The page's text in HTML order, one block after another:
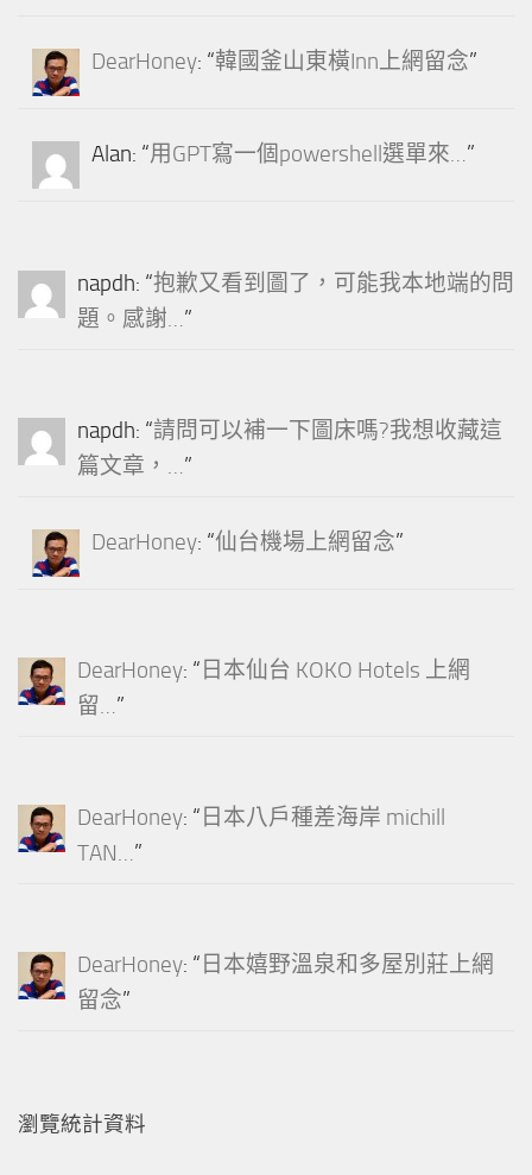
DearHoney: “韓國釜山東橫Inn上網留念”
Alan: “用GPT寫一個powershell選單來…”
napdh: “抱歉又看到圖了，可能我本地端的問
題。感謝…”
napdh: “請問可以補一下圖床嗎?我想收藏這
篇文章，…”
DearHoney: “仙台機場上網留念”
DearHoney: “ 日本仙台 KOKO Hotels 上網
留…”
DearHoney: “ 日本八戶種差海岸 michill
TAN…”
DearHoney: “ 日本嬉野溫泉和多屋別莊上網
留念”
瀏覽統計資料